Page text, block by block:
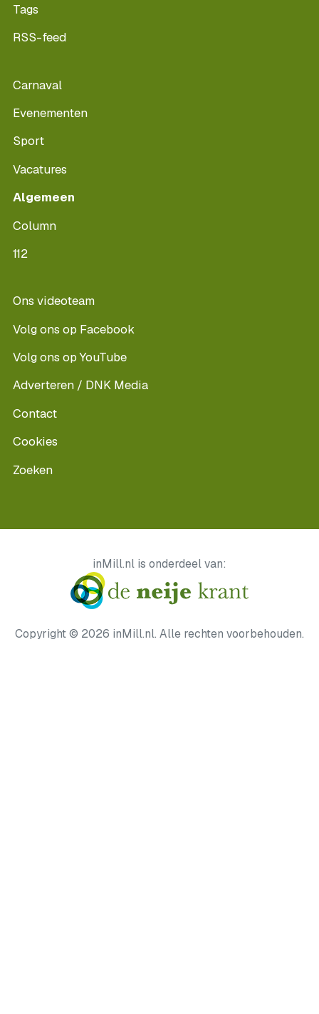
Tags
RSS-feed
Carnaval
Evenementen
Sport
Vacatures
Algemeen
Column
112
Ons videoteam
Volg ons op Facebook
Volg ons op YouTube
Adverteren / DNK Media
Contact
Cookies
Zoeken
inMill.nl is onderdeel van:
Copyright © 2026 inMill.nl. Alle rechten voorbehouden.